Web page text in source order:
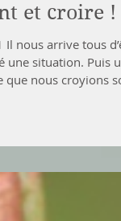
et croire !
Il nous arrive tous
une situation. Puis
que nous croyions